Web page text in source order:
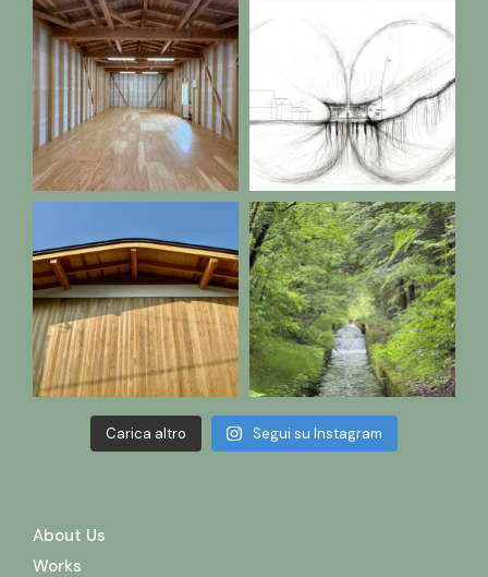
Carica altro Segui su Instagram
About Us
Works